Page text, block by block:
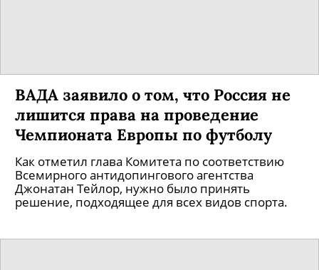
ВАДА заявило о том, что Россия не
лишится права на проведение
Чемпионата Европы по футболу
Как отметил глава Комитета по соответствию
Всемирного антидопингового агентства
Джонатан Тейлор, нужно было принять
решение, подходящее для всех видов спорта.